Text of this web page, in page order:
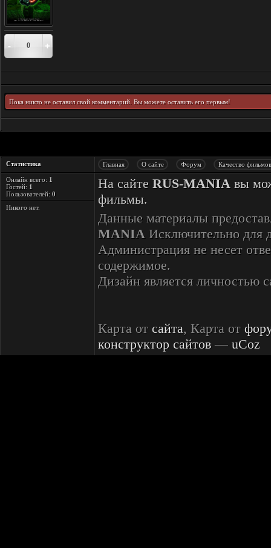
- 0 +
Пока никто не оставил свой комментарий. Вы можете оставить его первым!
Статистика Главная О сайте Форум Качество фильмов
Онлайн всего: 1
Гостей: 1
Пользователей: 0
Никого нет.
На сайте RUS-MANIA вы
фильмы.
Данные материалы
MANIA Исключительно для
Администрация не несет
содержимое.
Дизайн является личностью
Карта от сайта, Карта от
конструктор сайтов — uCoz